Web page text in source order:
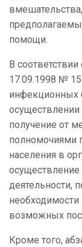
помощи.
В
17.09.1998 №
инфекционных
получение от
полномочиями
населения в
деятельности,
возможных
Кроме того,